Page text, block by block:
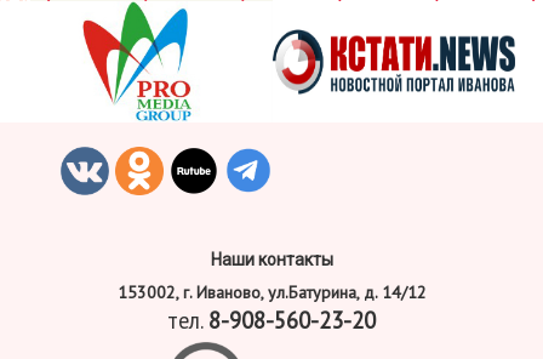
Наши контакты
153002, г. Иваново, ул.Батурина, д. 14/12
тел. 8-908-560-23-20